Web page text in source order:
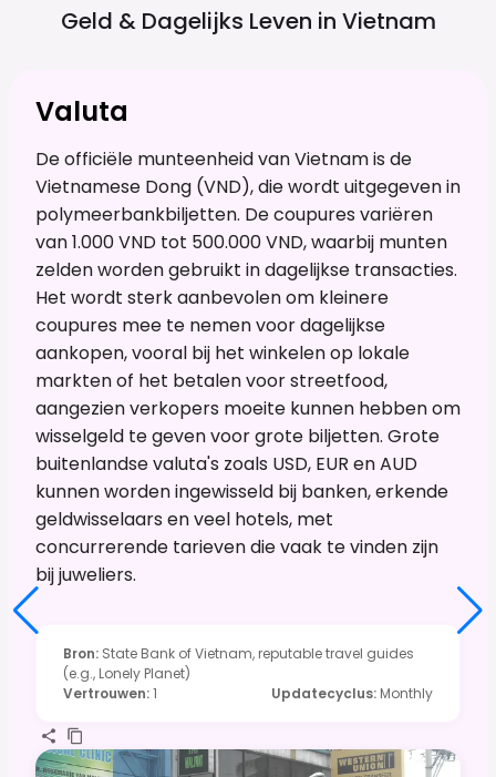
Geld & Dagelijks Leven in Vietnam
Valuta
De officiële munteenheid van Vietnam is de
Vietnamese Dong (VND), die wordt uitgegeven in
polymeerbankbiljetten. De coupures variëren
van 1.000 VND tot 500.000 VND, waarbij munten
zelden worden gebruikt in dagelijkse transacties.
Het wordt sterk aanbevolen om kleinere
coupures mee te nemen voor dagelijkse
aankopen, vooral bij het winkelen op lokale
markten of het betalen voor streetfood,
aangezien verkopers moeite kunnen hebben om
wisselgeld te geven voor grote biljetten. Grote
buitenlandse valuta's zoals USD, EUR en AUD
kunnen worden ingewisseld bij banken, erkende
geldwisselaars en veel hotels, met
concurrerende tarieven die vaak te vinden zijn
bij juweliers.
Bron: State Bank of Vietnam, reputable travel guides
(e.g., Lonely Planet)
Vertrouwen:1 Updatecyclus: Monthly